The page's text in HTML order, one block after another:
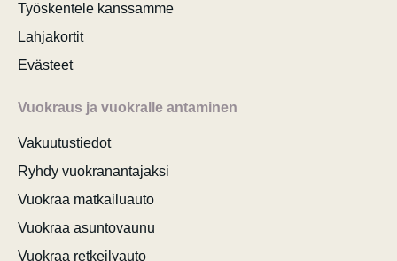
Työskentele kanssamme
Lahjakortit
Evästeet
Vuokraus ja vuokralle antaminen
Vakuutustiedot
Ryhdy vuokranantajaksi
Vuokraa matkailuauto
Vuokraa asuntovaunu
Vuokraa retkeilyauto